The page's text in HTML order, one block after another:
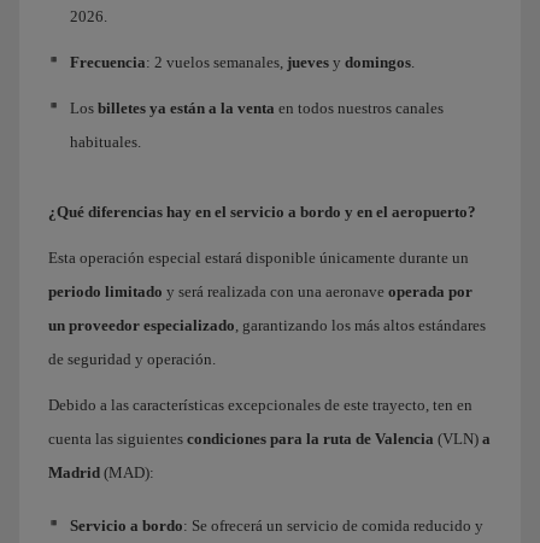
2026.
Frecuencia: 2 vuelos semanales, jueves y domingos.
Los billetes ya están a la venta en todos nuestros canales
habituales.
¿Qué diferencias hay en el servicio a bordo y en el aeropuerto?
Esta operación especial estará disponible únicamente durante un
periodo limitado y será realizada con una aeronave operada por
un proveedor especializado, garantizando los más altos estándares
de seguridad y operación.
Debido a las características excepcionales de este trayecto, ten en
cuenta las siguientes condiciones para la ruta de Valencia (VLN) a
Madrid (MAD):
Servicio a bordo: Se ofrecerá un servicio de comida reducido y